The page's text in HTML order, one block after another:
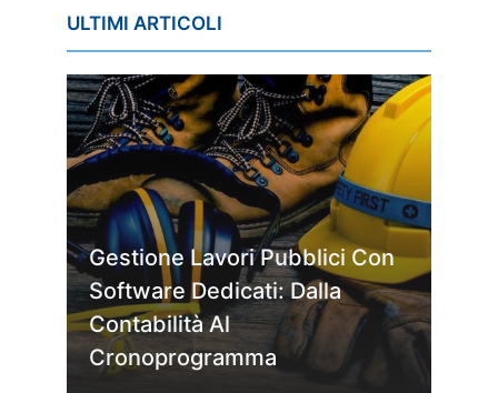
ULTIMI ARTICOLI
Gestione Lavori Pubblici Con
Software Dedicati: Dalla
Contabilità Al
Cronoprogramma